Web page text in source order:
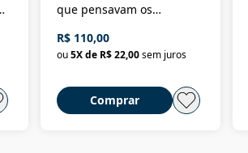
que pensavam os
Nova República (1985-
2018)
R$ 110,00
ou5X de R$ 22,00sem juros
Comprar